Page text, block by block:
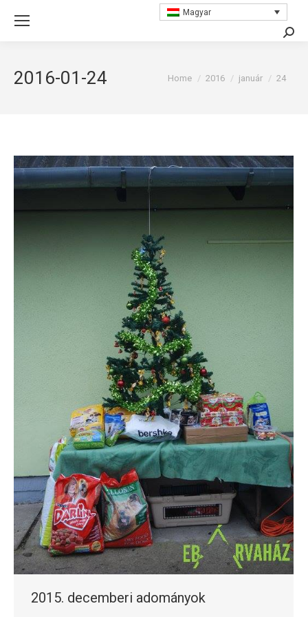
Magyar
2016-01-24 You are here:
Home 2016 január 24
2015. decemberi adományok